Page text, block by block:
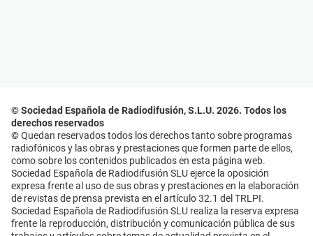
© Sociedad Española de Radiodifusión, S.L.U. 2026. Todos los
derechos reservados
© Quedan reservados todos los derechos tanto sobre programas
radiofónicos y las obras y prestaciones que formen parte de ellos,
como sobre los contenidos publicados en esta página web.
Sociedad Española de Radiodifusión SLU ejerce la oposición
expresa frente al uso de sus obras y prestaciones en la elaboración
de revistas de prensa prevista en el artículo 32.1 del TRLPI.
Sociedad Española de Radiodifusión SLU realiza la reserva expresa
frente la reproducción, distribución y comunicación pública de sus